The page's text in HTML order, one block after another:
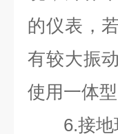
的仪表，
有较大振
使用一体
6.接地